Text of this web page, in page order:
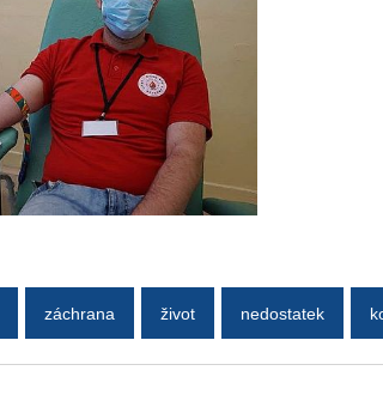
záchrana život nedostatek